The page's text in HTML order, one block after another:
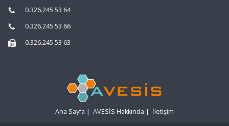
0.326.245 53 64
0.326.245 53 66
0.326.245 53 63
Ana Sayfa | AVESİS Hakkında | İletişim